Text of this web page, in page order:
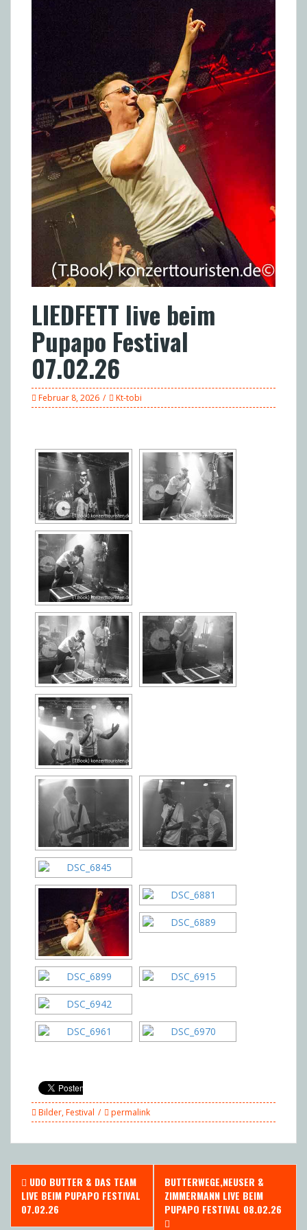
LIEDFETT live beim
Pupapo Festival
07.02.26
Februar 8, 2026 Kt-tobi
Bilder,Festival permalink
Post
navigation
UDO BUTTER & DAS TEAM
LIVE BEIM PUPAPO FESTIVAL
07.02.26
BUTTERWEGE,NEUSER &
ZIMMERMANN LIVE BEIM
PUPAPO FESTIVAL 08.02.26